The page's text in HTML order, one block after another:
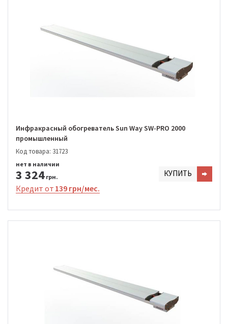
Инфракрасный обогреватель Sun Way SW-PRO 2000
промышленный
Код товара: 31723
3 324 грн.
нет в наличии
КУПИТЬ
Кредит от 139 грн/мес.